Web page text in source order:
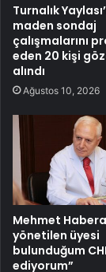
Turnalık
maden sondaj
çalışmalarını
eden 20 kişi
alındı
Ağustos 10, 2026
Mehmet
yönetilen üyesi
bulunduğum
ediyorum”